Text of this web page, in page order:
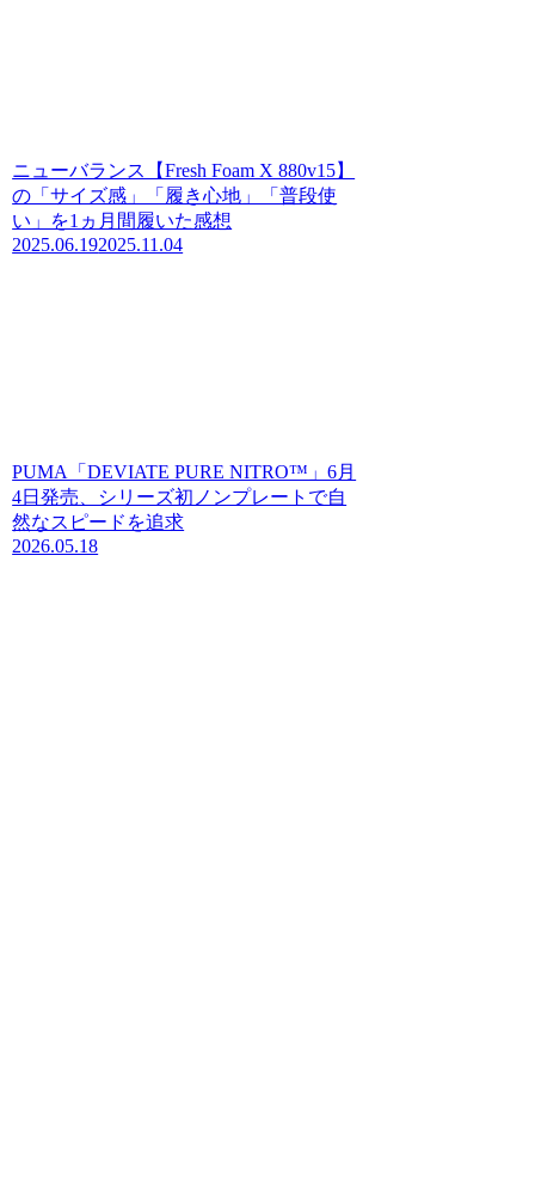
ニューバランス【Fresh Foam X 880v15】
の「サイズ感」「履き心地」「普段使
い」を1ヵ月間履いた感想
2025.06.192025.11.04
PUMA「DEVIATE PURE NITRO™」6月
4日発売、シリーズ初ノンプレートで自
然なスピードを追求
2026.05.18